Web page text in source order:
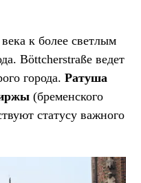
к более светлым
Böttcherstraße ведет
города.Ратуша
(бременского
статусу важного